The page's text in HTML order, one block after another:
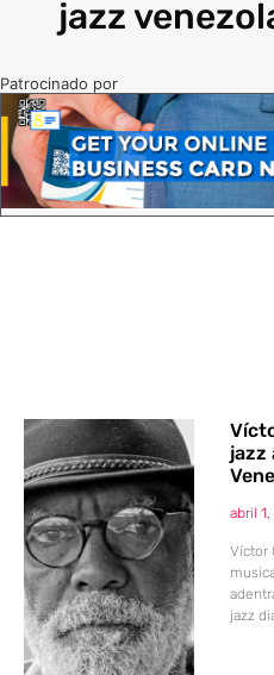
jazz
Patrocinado por
jazz
abril
Víctor
jazz